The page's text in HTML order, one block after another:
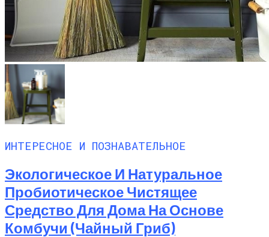
ИНТЕРЕСНОЕ И ПОЗНАВАТЕЛЬНОЕ
Экологическое И Натуральное
Пробиотическое Чистящее
Средство Для Дома На Основе
Комбучи (чайный Гриб)